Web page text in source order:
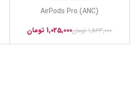
AirPods Pro (ANC)
1,563,000 تومان1,025,000 تومان